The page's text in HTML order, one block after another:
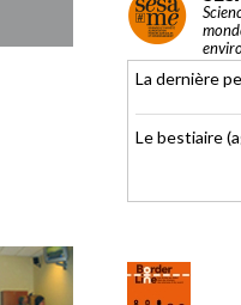
La dernière
Le bestiaire